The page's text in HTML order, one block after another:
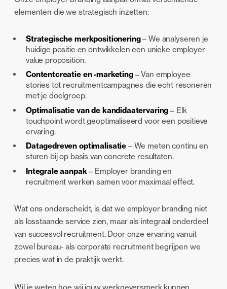
elementen die we strategisch inzetten:
Strategische merkpositionering– We analyseren je
huidige positie en ontwikkelen een unieke employer
value proposition.
Contentcreatie en -marketing– Van employee
stories tot recruitmentcampagnes die echt resoneren
met je doelgroep.
Optimalisatie van de kandidaatervaring – Elk
touchpoint wordt geoptimaliseerd voor een positieve
ervaring.
Datagedreven optimalisatie – We meten continu en
sturen bij op basis van concrete resultaten.
Integrale aanpak– Employer branding en
recruitment werken samen voor maximaal effect.
Wat ons onderscheidt, is dat we employer branding niet
als losstaande service zien, maar als integraal onderdeel
van succesvol recruitment. Door onze ervaring vanuit
zowel bureau- als corporate recruitment begrijpen we
precies wat in de praktijk werkt.